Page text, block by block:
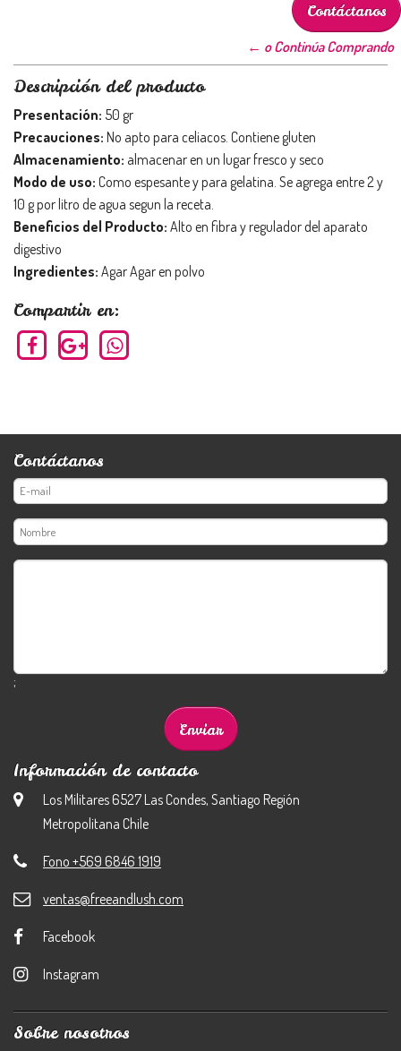
Contáctanos
← o Continúa Comprando
Descripción del producto
Presentación: 50 gr
Precauciones: No apto para celiacos. Contiene gluten
Almacenamiento: almacenar en un lugar fresco y seco
Modo de uso: Como espesante y para gelatina. Se agrega entre 2 y
10 g por litro de agua segun la receta.
Beneficios del Producto: Alto en fibra y regulador del aparato
digestivo
Ingredientes: Agar Agar en polvo
Compartir en:
Contáctanos
;
Información de contacto
Los Militares 6527 Las Condes, Santiago Región
Metropolitana Chile
Fono +569 6846 1919
ventas@freeandlush.com
Facebook
Instagram
Sobre nosotros